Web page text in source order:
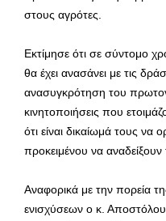
στους αγρότες.
Εκτίμησε ότι σε σύντομο
θα έχει ανασάνει με τις
ανασυγκρότηση του
κινητοποιήσεις που
ότι είναι δικαίωμά τους να
προκειμένου να αναδείξουν
Αναφορικά με την πορεία
ενισχύσεων ο κ. Αποστόλου